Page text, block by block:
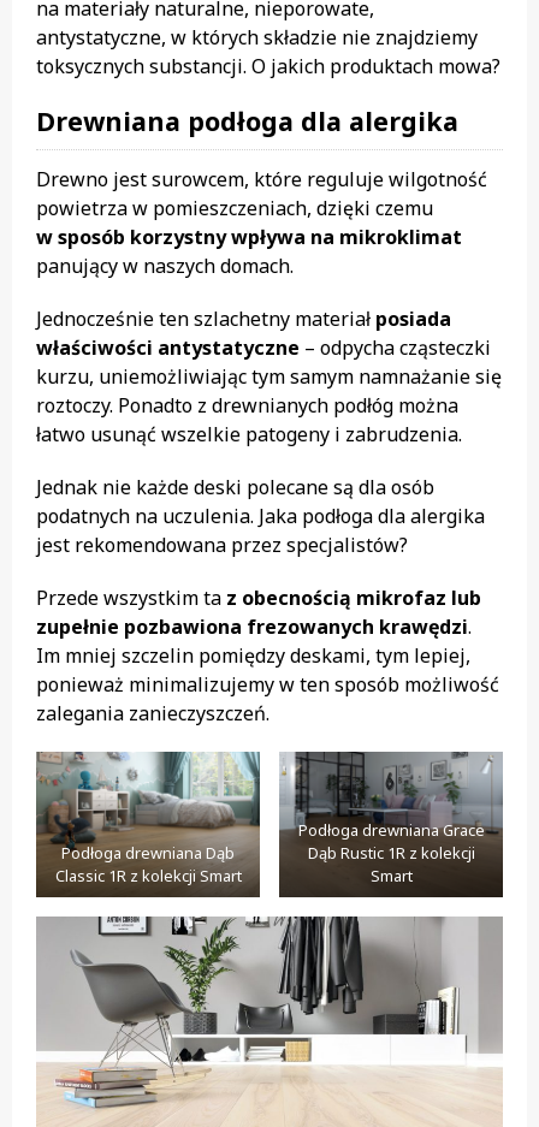
na materiały naturalne, nieporowate,
antystatyczne, w których składzie nie znajdziemy
toksycznych substancji. O jakich produktach mowa?
Drewniana podłoga dla alergika
Drewno jest surowcem, które reguluje wilgotność
powietrza w pomieszczeniach, dzięki czemu
w sposób korzystny wpływa na mikroklimat
panujący w naszych domach.
Jednocześnie ten szlachetny materiał posiada
właściwości antystatyczne – odpycha cząsteczki
kurzu, uniemożliwiając tym samym namnażanie się
roztoczy. Ponadto z drewnianych podłóg można
łatwo usunąć wszelkie patogeny i zabrudzenia.
Jednak nie każde deski polecane są dla osób
podatnych na uczulenia. Jaka podłoga dla alergika
jest rekomendowana przez specjalistów?
Przede wszystkim ta z obecnością mikrofaz lub
zupełnie pozbawiona frezowanych krawędzi.
Im mniej szczelin pomiędzy deskami, tym lepiej,
ponieważ minimalizujemy w ten sposób możliwość
zalegania zanieczyszczeń.
Podłoga drewniana Dąb
Classic 1R z kolekcji Smart
Podłoga drewniana Grace
Dąb Rustic 1R z kolekcji
Smart